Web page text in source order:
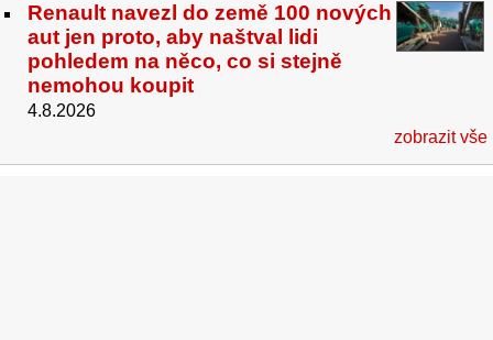
Renault navezl do země 100 nových
aut jen proto, aby naštval lidi
pohledem na něco, co si stejně
nemohou koupit
4.8.2026
zobrazit vše